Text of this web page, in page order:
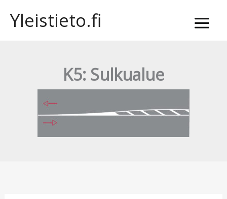
sisältöön
Yleistieto.fi
K5: Sulkualue